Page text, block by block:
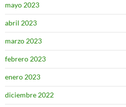
mayo 2023
abril 2023
marzo 2023
febrero 2023
enero 2023
diciembre 2022